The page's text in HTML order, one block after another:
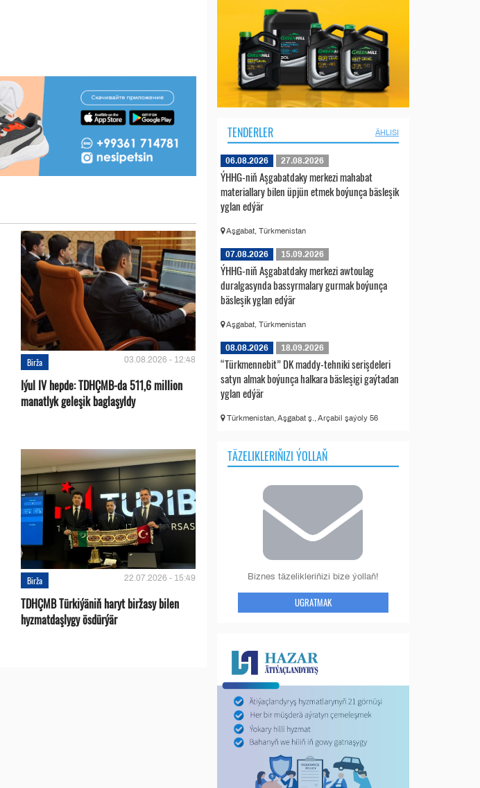
Birža 03.08.2026 - 12:48
Iýul IV hepde: TDHÇMB-da 511,6 million
manatlyk geleşik baglaşyldy
Birža 22.07.2026 - 15:49
TDHÇMB Türkiýäniň haryt biržasy bilen
hyzmatdaşlygy ösdürýär
TENDERLER ÄHLISI
06.08.2026 27.08.2026
ÝHHG-niň Aşgabatdaky merkezi mahabat
materiallary bilen üpjün etmek boýunça bäsleşik
yglan edýär
Aşgabat, Türkmenistan
07.08.2026 15.09.2026
ÝHHG-niň Aşgabatdaky merkezi awtoulag
duralgasynda bassyrmalary gurmak boýunça
bäsleşik yglan edýär
Aşgabat, Türkmenistan
08.08.2026 18.09.2026
“Türkmennebit” DK maddy-tehniki serişdeleri
satyn almak boýunça halkara bäsleşigi gaýtadan
yglan edýär
Türkmenistan, Aşgabat ş., Arçabil şaýoly 56
TÄZELIKLERIŇIZI ÝOLLAŇ
Biznes täzelikleriňizi bize ýollaň!
UGRATMAK